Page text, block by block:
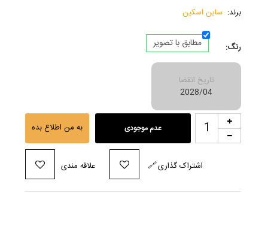
برند: ساین اسکین
رنگ: مطابق با تصویر
تاریخ انقضا
2028/04
عدم موجودی به من اطلاع بده
علاقه مندی 🔗اشتراک گذاری